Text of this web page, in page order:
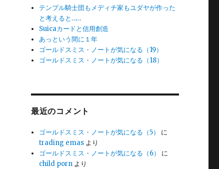
テンプル騎士団もメディチ家もユダヤが作った
と考えると……
Suicaカードと信用創造
あっという間に１年
ゴールドスミス・ノートが気になる（19）
ゴールドスミス・ノートが気になる（18）
最近のコメント
ゴールドスミス・ノートが気になる（5）
に
trading emas より
ゴールドスミス・ノートが気になる（6）
に
child porn より